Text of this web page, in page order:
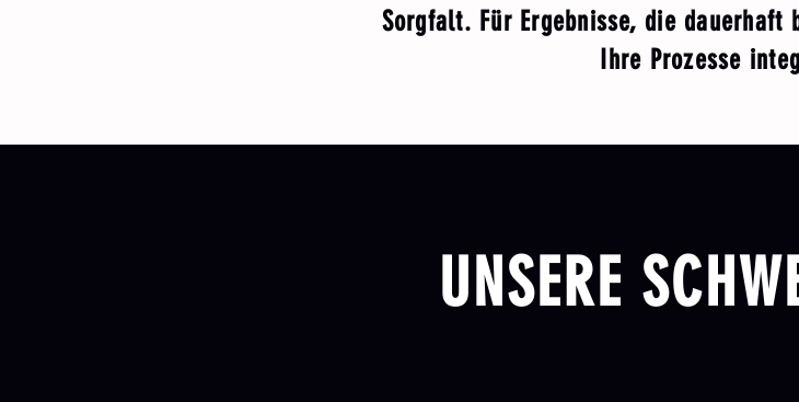
Sorgfalt. Für Ergebnisse, die dauerhaft
Ihre Prozesse
UNSERE